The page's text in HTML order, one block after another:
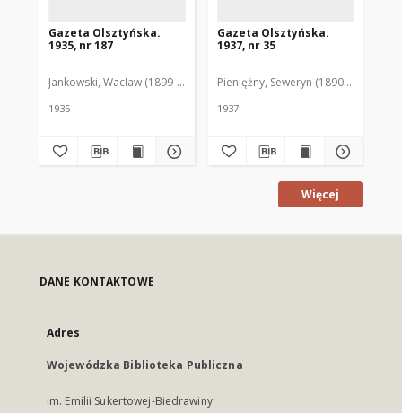
Gazeta Olsztyńska.
1935, nr 187
Jankowski, Wacław (1899-1975). Red.
1935
Gazeta Olsztyńska.
1937, nr 35
Pieniężny, Seweryn (1890-1940). Red.
1937
Więcej
DANE KONTAKTOWE
Adres
Wojewódzka Biblioteka Publiczna
im. Emilii Sukertowej-Biedrawiny